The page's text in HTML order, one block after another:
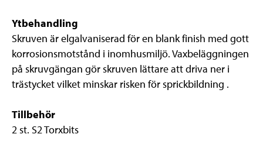
Ytbehandling
Skruven är elgalvaniserad för en blank finish med gott
korrosionsmotstånd i inomhusmiljö. Vaxbeläggningen
på skruvgängan gör skruven lättare att driva ner i
trästycket vilket minskar risken för sprickbildning .
Tillbehör
2 st. S2 Torxbits